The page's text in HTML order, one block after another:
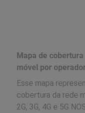
Mapa de cobertura
móvel por
Esse mapa
cobertura da rede
2G, 3G, 4G e 5G